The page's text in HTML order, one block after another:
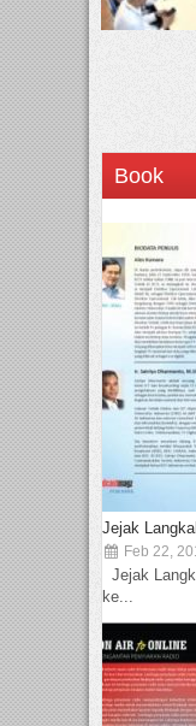
Book
Jejak
Feb 22,
Jejak
ke...